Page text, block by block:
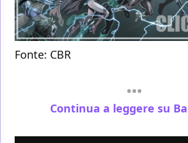
Fonte: CBR
Continua a leggere su